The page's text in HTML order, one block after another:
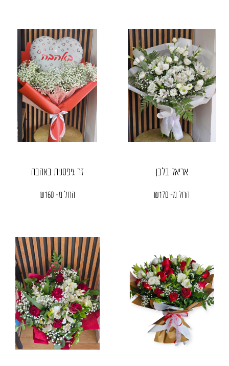
אריאל בלבן
החל מ- ₪170
זר גיפסנית באהבה
החל מ- ₪160